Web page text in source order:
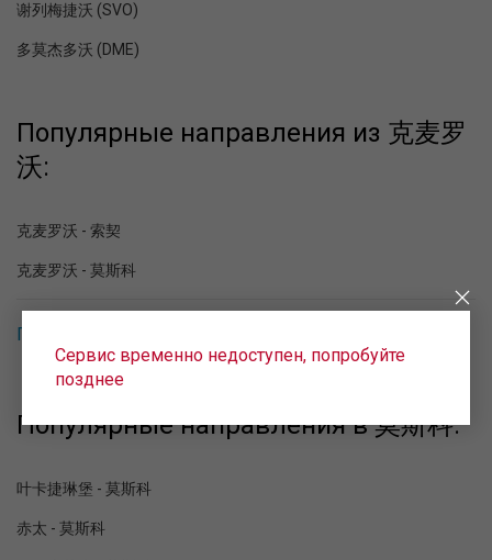
谢列梅捷沃 (SVO)
多莫杰多沃 (DME)
Популярные направления из 克麦罗
沃:
克麦罗沃 - 索契
克麦罗沃 - 莫斯科
Популярные направления в 克麦罗沃
Популярные направления в 莫斯科:
叶卡捷琳堡 - 莫斯科
赤太 - 莫斯科
Сервис временно недоступен, попробуйте
позднее